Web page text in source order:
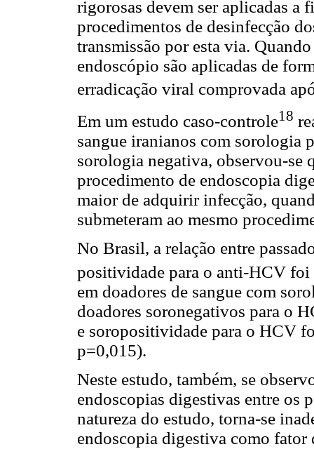
rigorosas devem ser aplicadas a
procedimentos de desinfecção
transmissão por esta via.
endoscópio são aplicadas de
erradicação viral comprovada
Em um estudo caso-controle18
sangue iranianos com sorologia
sorologia negativa, observou-se
procedimento de endoscopia
maior de adquirir infecção,
submeteram ao mesmo
No Brasil, a relação entre
positividade para o anti-HCV foi
em doadores de sangue com
doadores soronegativos para o
e soropositividade para o HCV
p=0,015).
Neste estudo, também, se
endoscopias digestivas entre os
natureza do estudo, torna-se
endoscopia digestiva como